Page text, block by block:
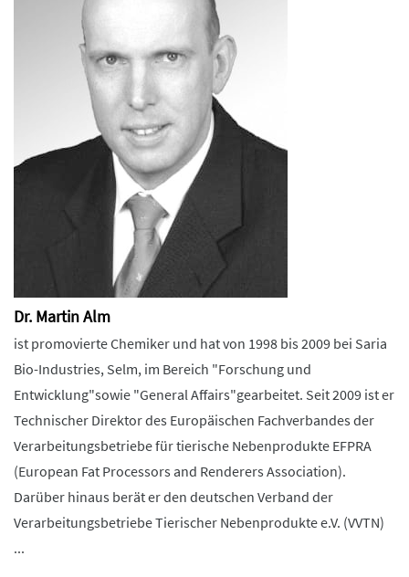
Dr. Martin Alm
ist promovierte Chemiker und hat von 1998 bis 2009 bei Saria
Bio-Industries, Selm, im Bereich "Forschung und
Entwicklung"sowie "General Affairs"gearbeitet. Seit 2009 ist er
Technischer Direktor des Europäischen Fachverbandes der
Verarbeitungsbetriebe für tierische Nebenprodukte EFPRA
(European Fat Processors and Renderers Association).
Darüber hinaus berät er den deutschen Verband der
Verarbeitungsbetriebe Tierischer Nebenprodukte e.V. (VVTN)
...